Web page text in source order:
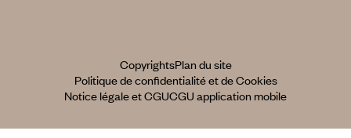
CopyrightsPlan du site
Politique de confidentialité et de Cookies
Notice légale et CGUCGU application mobile